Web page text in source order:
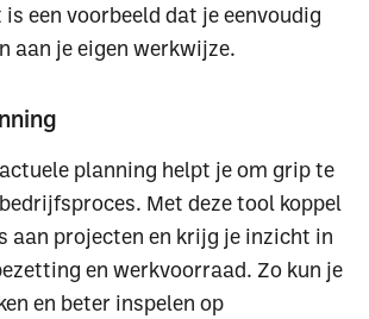
een voorbeeld dat je eenvoudig
aan je eigen werkwijze.
planning helpt je om grip te
Met deze tool koppel
aan projecten en krijg je inzicht in
en werkvoorraad. Zo kun je
en beter inspelen op